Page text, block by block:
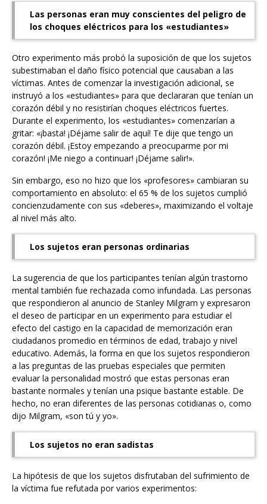
Las personas eran muy conscientes del peligro de
los choques eléctricos para los «estudiantes»
Otro experimento más probó la suposición de que los sujetos
subestimaban el daño físico potencial que causaban a las
víctimas. Antes de comenzar la investigación adicional, se
instruyó a los «estudiantes» para que declararan que tenían un
corazón débil y no resistirían choques eléctricos fuertes.
Durante el experimento, los «estudiantes» comenzarían a
gritar: «¡basta! ¡Déjame salir de aquí! Te dije que tengo un
corazón débil. ¡Estoy empezando a preocuparme por mi
corazón! ¡Me niego a continuar! ¡Déjame salir!».
Sin embargo, eso no hizo que los «profesores» cambiaran su
comportamiento en absoluto: el 65 % de los sujetos cumplió
concienzudamente con sus «deberes», maximizando el voltaje
al nivel más alto.
Los sujetos eran personas ordinarias
La sugerencia de que los participantes tenían algún trastorno
mental también fue rechazada como infundada. Las personas
que respondieron al anuncio de Stanley Milgram y expresaron
el deseo de participar en un experimento para estudiar el
efecto del castigo en la capacidad de memorización eran
ciudadanos promedio en términos de edad, trabajo y nivel
educativo. Además, la forma en que los sujetos respondieron
a las preguntas de las pruebas especiales que permiten
evaluar la personalidad mostró que estas personas eran
bastante normales y tenían una psique bastante estable. De
hecho, no eran diferentes de las personas cotidianas o, como
dijo Milgram, «son tú y yo».
Los sujetos no eran sadistas
La hipótesis de que los sujetos disfrutaban del sufrimiento de
la víctima fue refutada por varios experimentos: